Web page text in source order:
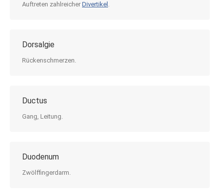
Auftreten zahlreicher Divertikel .
Dorsalgie
Rückenschmerzen.
Ductus
Gang, Leitung.
Duodenum
Zwölffingerdarm.